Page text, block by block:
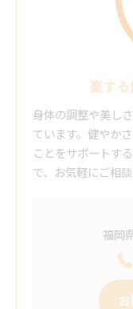
楽す
身体の調整や美し
ています。健やか
ことをサポートす
で、お気軽にご相談
福岡